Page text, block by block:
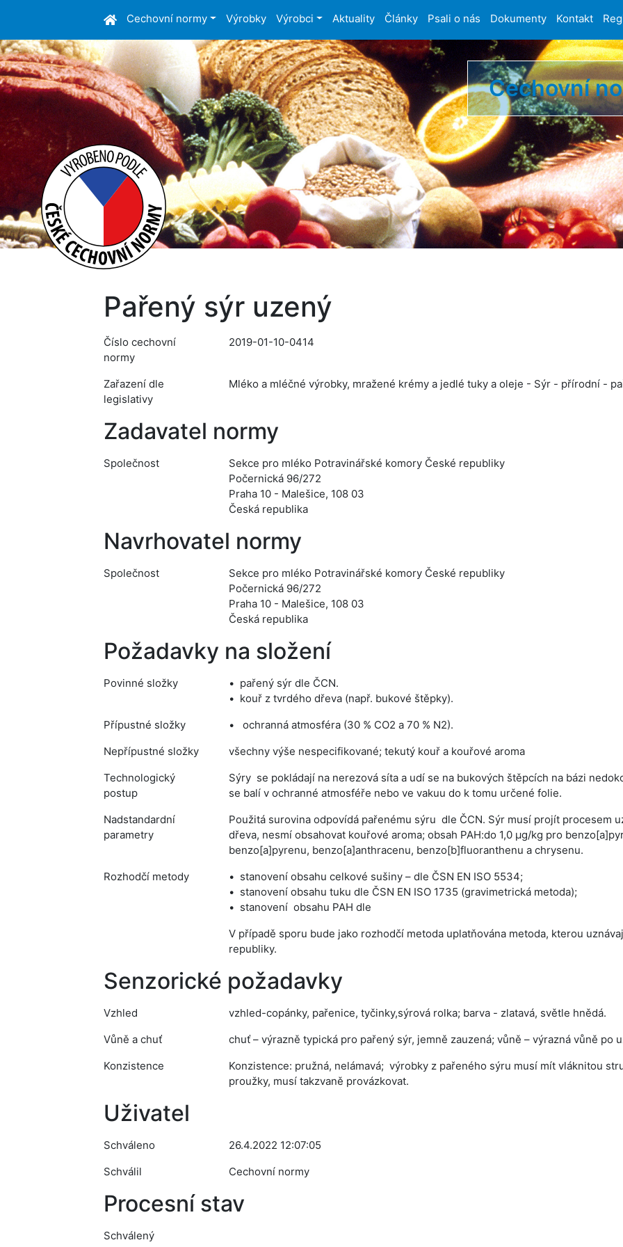
Cechovní normy Výrobky Výrobci Aktuality Články Psali o nás Dokumenty Kontakt
Cechovní
Pařený sýr uzený
Číslo cechovní
normy
2019-01-10-0414
Zařazení dle
legislativy
Mléko a mléčné výrobky, mražené krémy a jedlé tuky a oleje - Sýr - přírodní -
Zadavatel normy
Společnost
Sekce pro mléko Potravinářské komory České republiky
Počernická 96/272
Praha 10 - Malešice, 108 03
Česká republika
Navrhovatel normy
Společnost
Sekce pro mléko Potravinářské komory České republiky
Počernická 96/272
Praha 10 - Malešice, 108 03
Česká republika
Požadavky na složení
Povinné složky
pařený sýr dle ČCN.
kouř z tvrdého dřeva (např. bukové štěpky).
Přípustné složky
ochranná atmosféra (30 % CO2 a 70 % N2).
Nepřípustné složky
všechny výše nespecifikované; tekutý kouř a kouřové aroma
Technologický
postup
Sýry se pokládají na nerezová síta a udí se na bukových štěpcích na bázi
se balí v ochranné atmosféře nebo ve vakuu do k tomu určené folie.
Nadstandardní
parametry
Použitá surovina odpovídá pařenému sýru dle ČCN. Sýr musí projít procesem
dřeva, nesmí obsahovat kouřové aroma; obsah PAH:do 1,0 μg/kg pro
benzo[a]pyrenu, benzo[a]anthracenu, benzo[b]fluoranthenu a chrysenu.
Rozhodčí metody
stanovení obsahu celkové sušiny – dle ČSN EN ISO 5534;
stanovení obsahu tuku dle ČSN EN ISO 1735 (gravimetrická metoda);
stanovení obsahu PAH dle
V případě sporu bude jako rozhodčí metoda uplatňována metoda, kterou
republiky.
Senzorické požadavky
Vzhled
vzhled-copánky, pařenice, tyčinky,sýrová rolka; barva - zlatavá, světle hnědá.
Vůně a chuť
chuť – výrazně typická pro pařený sýr, jemně zauzená; vůně – výrazná vůně po
Konzistence
Konzistence: pružná, nelámavá; výrobky z pařeného sýru musí mít vláknitou
proužky, musí takzvaně provázkovat.
Uživatel
Schváleno
26.4.2022 12:07:05
Schválil
Cechovní normy
Procesní stav
Schválený